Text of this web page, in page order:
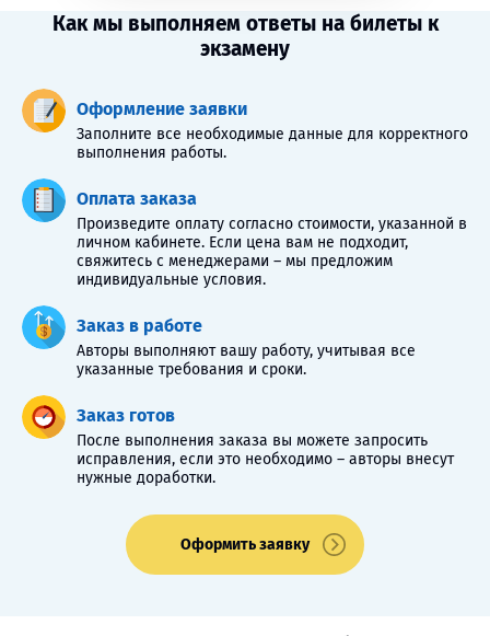
Как мы выполняем ответы на билеты к
экзамену
Оформление заявки
Заполните все необходимые данные для корректного
выполнения работы.
Оплата заказа
Произведите оплату согласно стоимости, указанной в
личном кабинете. Если цена вам не подходит,
свяжитесь с менеджерами – мы предложим
индивидуальные условия.
Заказ в работе
Авторы выполняют вашу работу, учитывая все
указанные требования и сроки.
Заказ готов
После выполнения заказа вы можете запросить
исправления, если это необходимо – авторы внесут
нужные доработки.
Оформить заявку